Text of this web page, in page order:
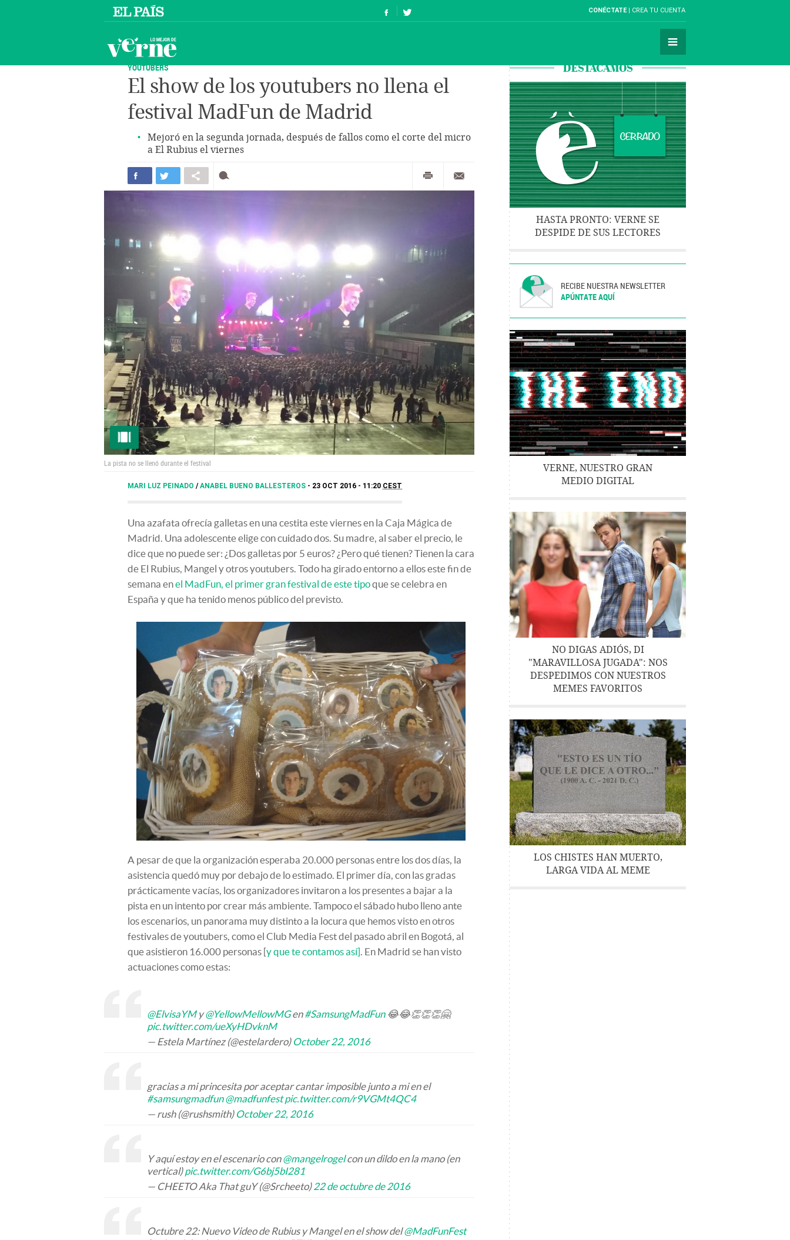
CONÉCTATE CREA TU CUENTA
YOUTUBERS
El show de los youtubers no llena el
festival MadFun de Madrid
Mejoró en la segunda jornada, después de fallos como el corte del micro
a El Rubius el viernes
La pista no se llenó durante el festival
MARI LUZ PEINADO /ANABEL BUENO BALLESTEROS 23 OCT 2016 - 11:20 CEST
Una azafata ofrecía galletas en una cestita este viernes en la Caja Mágica de
Madrid. Una adolescente elige con cuidado dos. Su madre, al saber el precio, le
dice que no puede ser: ¿Dos galletas por 5 euros? ¿Pero qué tienen? Tienen la cara
de El Rubius, Mangel y otros youtubers. Todo ha girado entorno a ellos este fin de
semana enel MadFun, el primer gran festival de este tipoque se celebra en
España y que ha tenido menos público del previsto.
A pesar de que la organización esperaba 20.000 personas entre los dos días, la
asistencia quedó muy por debajo de lo estimado. El primer día, con las gradas
prácticamente vacías, los organizadores invitaron a los presentes a bajar a la
pista en un intento por crear más ambiente. Tampoco el sábado hubo lleno ante
los escenarios, un panorama muy distinto a la locura que hemos visto en otros
festivales de youtubers, como el Club Media Fest del pasado abril en Bogotá, al
que asistieron 16.000 personas [y que te contamos así]. En Madrid se han visto
actuaciones como estas:
@ElvisaYMy@YellowMellowMGen#SamsungMadFun😂😂👏👏👏🤗
pic.twitter.com/ueXyHDvknM
— Estela Martínez (@estelardero) October 22, 2016
gracias a mi princesita por aceptar cantar imposible junto a mi en el
#samsungmadfun @madfunfest pic.twitter.com/r9VGMt4QC4
— rush (@rushsmith) October 22, 2016
Y aquí estoy en el escenario con@mangelrogelcon un dildo en la mano (en
vertical)pic.twitter.com/G6bj5bI281
— CHEETO Aka That guY (@Srcheeto)22 de octubre de 2016
Octubre 22: Nuevo Video de Rubius y Mangel en el show del@MadFunFest
DESTACAMOS
HASTA PRONTO: VERNE SE
DESPIDE DE SUS LECTORES
RECIBE NUESTRA NEWSLETTER
APÚNTATE AQUÍ
VERNE, NUESTRO GRAN
MEDIO DIGITAL
NO DIGAS ADIÓS, DI
"MARAVILLOSA JUGADA": NOS
DESPEDIMOS CON NUESTROS
MEMES FAVORITOS
LOS CHISTES HAN MUERTO,
LARGA VIDA AL MEME